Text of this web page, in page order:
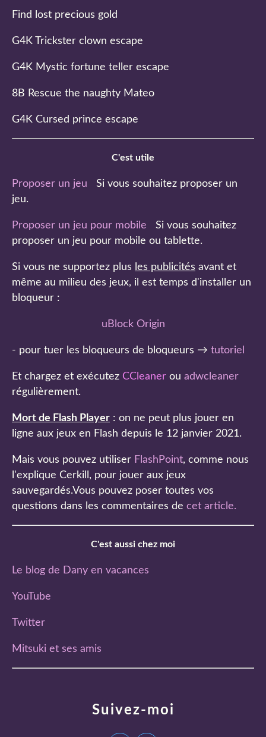
Suivez-moi
Find lost precious gold
G4K Trickster clown escape
G4K Mystic fortune teller escape
8B Rescue the naughty Mateo
G4K Cursed prince escape
C'est utile
Proposer un jeu Si vous souhaitez proposer un
jeu.
Proposer un jeu pour mobile Si vous souhaitez
proposer un jeu pour mobile ou tablette.
Si vous ne supportez plus les publicités avant et
même au milieu des jeux, il est temps d'installer un
bloqueur :
uBlock Origin
- pour tuer les bloqueurs de bloqueurs → tutoriel
Et chargez et exécutez CCleaner ou adwcleaner
régulièrement.
Mort de Flash Player : on ne peut plus jouer en
ligne aux jeux en Flash depuis le 12 janvier 2021.
Mais vous pouvez utiliser FlashPoint, comme nous
l'explique Cerkill, pour jouer aux jeux
sauvegardés.Vous pouvez poser toutes vos
questions dans les commentaires de cet article.
C'est aussi chez moi
Le blog de Dany en vacances
YouTube
Twitter
Mitsuki et ses amis